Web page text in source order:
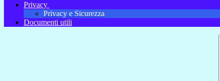
Privacy
Privacy e Sicurezza
Documenti utili